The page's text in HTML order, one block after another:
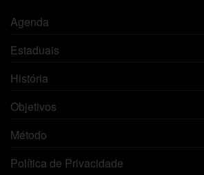
Agenda
Estaduais
História
Objetivos
Método
Política de Privacidade